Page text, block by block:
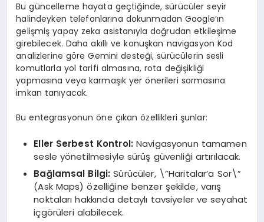
Bu güncelleme hayata geçtiğinde, sürücüler seyir
halindeyken telefonlarına dokunmadan Google’ın
gelişmiş yapay zeka asistanıyla doğrudan etkileşime
girebilecek. Daha akıllı ve konuşkan navigasyon Kod
analizlerine göre Gemini desteği, sürücülerin sesli
komutlarla yol tarifi almasına, rota değişikliği
yapmasına veya karmaşık yer önerileri sormasına
imkan tanıyacak.
Bu entegrasyonun öne çıkan özellikleri şunlar:
Eller Serbest Kontrol: Navigasyonun tamamen
sesle yönetilmesiyle sürüş güvenliği artırılacak.
Bağlamsal Bilgi: Sürücüler, \”Haritalar’a Sor\”
(Ask Maps) özelliğine benzer şekilde, varış
noktaları hakkında detaylı tavsiyeler ve seyahat
içgörüleri alabilecek.